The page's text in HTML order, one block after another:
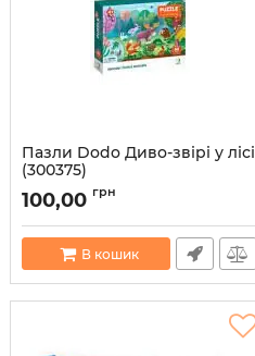
Пазли Dodo Диво-звірі у лісі
(300375)
Артикул: 4820198243111
100,00 грн
В кошик